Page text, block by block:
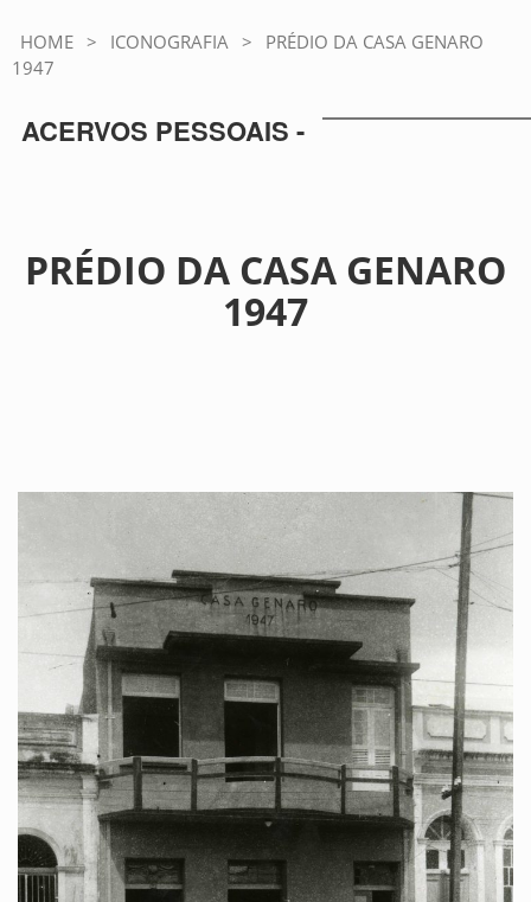
HOME > ICONOGRAFIA >
PRÉDIO DA CASA GENARO
1947
ACERVOS PESSOAIS -
PRÉDIO DA CASA GENARO
1947